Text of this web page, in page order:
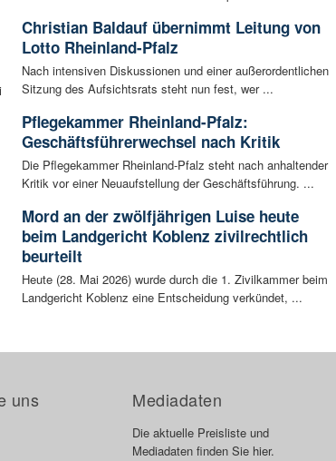
Christian Baldauf übernimmt Leitung von
Lotto Rheinland-Pfalz
Nach intensiven Diskussionen und einer außerordentlichen
Sitzung des Aufsichtsrats steht nun fest, wer ...
Pflegekammer Rheinland-Pfalz:
Geschäftsführerwechsel nach Kritik
Die Pflegekammer Rheinland-Pfalz steht nach anhaltender
Kritik vor einer Neuaufstellung der Geschäftsführung. ...
Mord an der zwölfjährigen Luise heute
beim Landgericht Koblenz zivilrechtlich
beurteilt
Heute (28. Mai 2026) wurde durch die 1. Zivilkammer beim
Landgericht Koblenz eine Entscheidung verkündet, ...
uns Mediadaten
Die aktuelle Preisliste und
Mediadaten finden Sie hier.